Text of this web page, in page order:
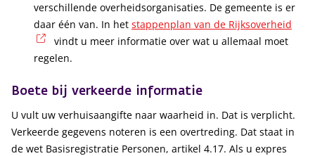
verschillende overheidsorganisaties. De gemeente is er
daar één van. In het stappenplan van de Rijksoverheid
(externe link)
vindt u meer informatie over wat u allemaal moet
regelen.
Boete bij verkeerde informatie
U vult uw verhuisaangifte naar waarheid in. Dat is verplicht.
Verkeerde gegevens noteren is een overtreding. Dat staat in
de wet Basisregistratie Personen, artikel 4.17. Als u expres